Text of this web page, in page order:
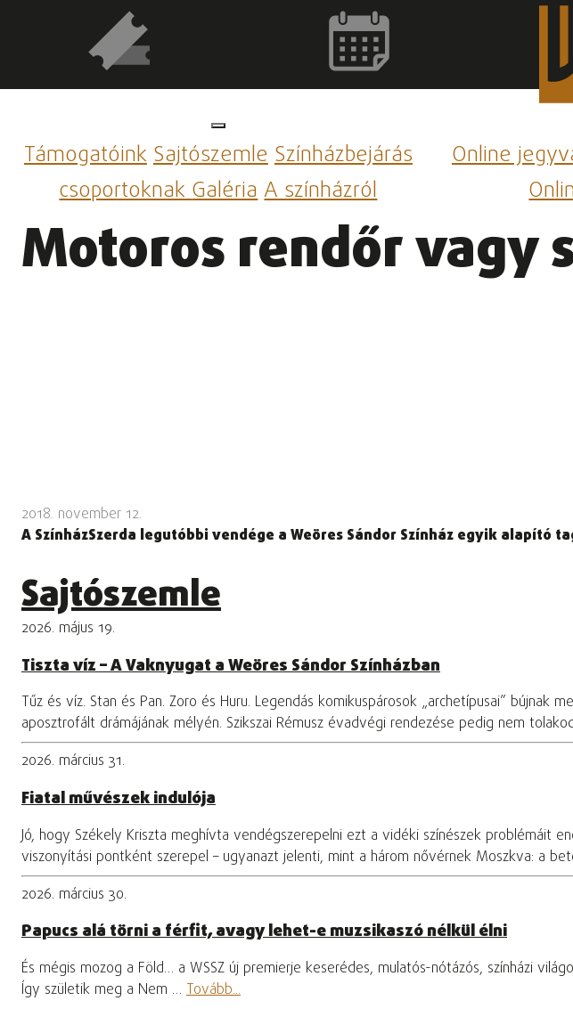
TámogatóinkSajtószemleSzínházbejárás
csoportoknakGalériaA színházról
Online
Motoros rendőr vagy
2018. november 12.
A SzínházSzerda legutóbbi vendége a Weöres Sándor Színház egyik
Sajtószemle
2026. május 19.
Tiszta víz – A Vaknyugat a Weöres Sándor Színházban
Tűz és víz. Stan és Pan. Zoro és Huru. Legendás komikuspárosok „archetípusai”
aposztrofált drámájának mélyén. Szikszai Rémusz évadvégi rendezése pedig nem
2026. március 31.
Fiatal művészek indulója
Jó, hogy Székely Kriszta meghívta vendégszerepelni ezt a vidéki színészek problémáit
viszonyítási pontként szerepel – ugyanazt jelenti, mint a három nővérnek Moszkva: a
2026. március 30.
Papucs alá törni a férfit, avagy lehet-e muzsikaszó nélkül élni
És mégis mozog a Föld… a WSSZ új premierje keserédes, mulatós-nótázós, színházi
Így születik meg a Nem … Tovább...